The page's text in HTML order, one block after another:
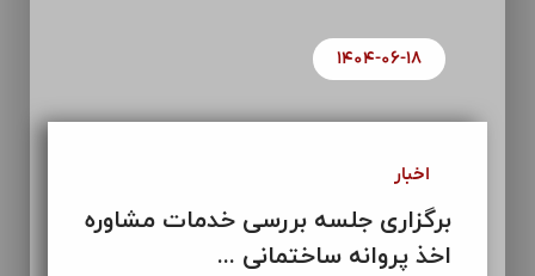
۱۴۰۴-۰۶-۱۸
اخبار
برگزاری جلسه بررسی خدمات مشاوره
اخذ پروانه ساختمانی ...